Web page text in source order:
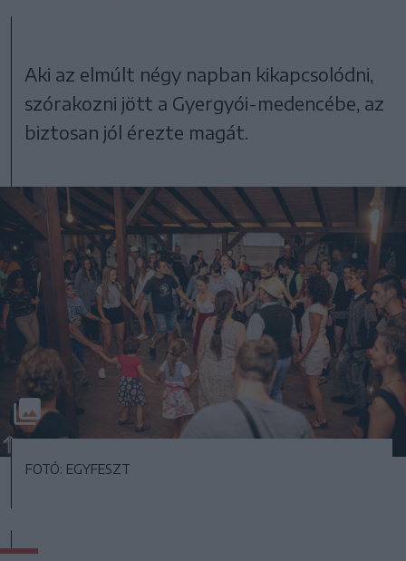
Aki az elmúlt négy napban kikapcsolódni,
szórakozni jött a Gyergyói-medencébe, az
biztosan jól érezte magát.
FOTÓ: EGYFESZT